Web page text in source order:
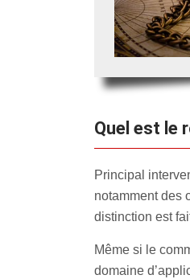
Quel est
Principal
notamment des
distinction est
Même si le
domaine